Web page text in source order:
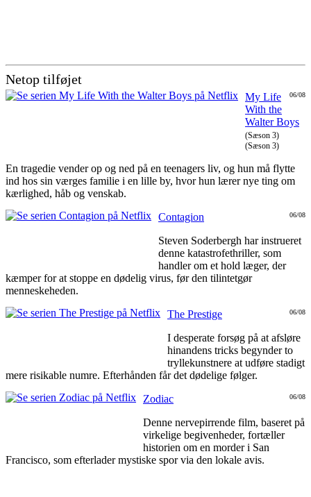
Netop tilføjet
06/08
My Life
With the
Walter Boys
(Sæson 3)
(Sæson 3)
En tragedie vender op og ned på en teenagers liv, og hun må flytte
ind hos sin værges familie i en lille by, hvor hun lærer nye ting om
kærlighed, håb og venskab.
06/08
Contagion
Steven Soderbergh har instrueret
denne katastrofethriller, som
handler om et hold læger, der
kæmper for at stoppe en dødelig virus, før den tilintetgør
menneskeheden.
06/08
The Prestige
I desperate forsøg på at afsløre
hinandens tricks begynder to
tryllekunstnere at udføre stadigt
mere risikable numre. Efterhånden får det dødelige følger.
06/08
Zodiac
Denne nervepirrende film, baseret på
virkelige begivenheder, fortæller
historien om en morder i San
Francisco, som efterlader mystiske spor via den lokale avis.